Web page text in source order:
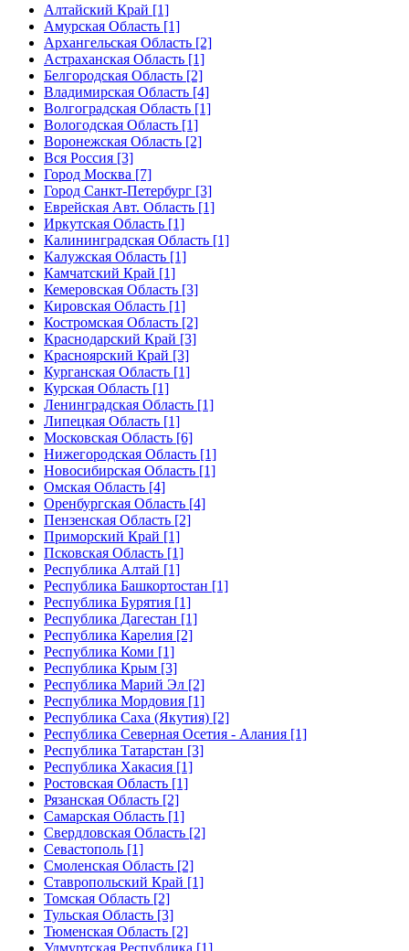
Алтайский Край [1]
Амурская Область [1]
Архангельская Область [2]
Астраханская Область [1]
Белгородская Область [2]
Владимирская Область [4]
Волгоградская Область [1]
Вологодская Область [1]
Воронежская Область [2]
Вся Россия [3]
Город Москва [7]
Город Санкт-Петербург [3]
Еврейская Авт. Область [1]
Иркутская Область [1]
Калининградская Область [1]
Калужская Область [1]
Камчатский Край [1]
Кемеровская Область [3]
Кировская Область [1]
Костромская Область [2]
Краснодарский Край [3]
Красноярский Край [3]
Курганская Область [1]
Курская Область [1]
Ленинградская Область [1]
Липецкая Область [1]
Московская Область [6]
Нижегородская Область [1]
Новосибирская Область [1]
Омская Область [4]
Оренбургская Область [4]
Пензенская Область [2]
Приморский Край [1]
Псковская Область [1]
Республика Алтай [1]
Республика Башкортостан [1]
Республика Бурятия [1]
Республика Дагестан [1]
Республика Карелия [2]
Республика Коми [1]
Республика Крым [3]
Республика Марий Эл [2]
Республика Мордовия [1]
Республика Саха (Якутия) [2]
Республика Северная Осетия - Алания [1]
Республика Татарстан [3]
Республика Хакасия [1]
Ростовская Область [1]
Рязанская Область [2]
Самарская Область [1]
Свердловская Область [2]
Севастополь [1]
Смоленская Область [2]
Ставропольский Край [1]
Томская Область [2]
Тульская Область [3]
Тюменская Область [2]
Удмуртская Республика [1]